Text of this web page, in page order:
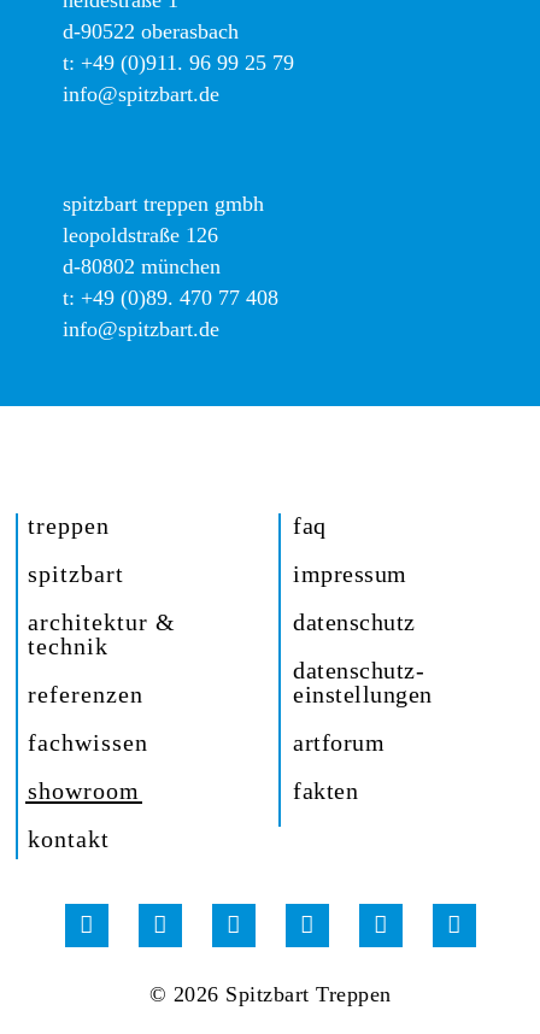
d-90522 oberasbach
t: +49 (0)911. 96 99 25 79
info@spitzbart.de
spitzbart treppen gmbh
leopoldstraße 126
d-80802 münchen
t: +49 (0)89. 470 77 408
info@spitzbart.de
treppen
spitzbart
architektur &
technik
referenzen
fachwissen
showroom
kontakt
faq
impressum
datenschutz
datenschutz-
einstellungen
artforum
fakten
© 2026 Spitzbart Treppen